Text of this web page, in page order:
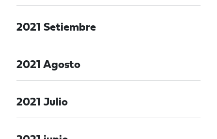
2021 Setiembre
2021 Agosto
2021 Julio